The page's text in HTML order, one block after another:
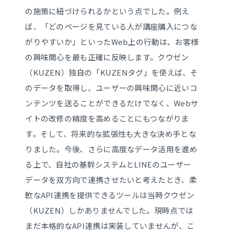
の施策に紐づけられるかという点でした。例え
ば、「どのページを見ている人が講座購入につな
がりやすいか」といったWeb上の行動は、お客様
の興味関心を最も正確に反映します。クウゼン
（KUZEN）独自の「KUZENタグ」を使えば、そ
のデータを取得し、ユーザーの興味関心に近いコ
ンテンツを送ることができるだけでなく、Webサ
イトの改修の精度を高めることにもつながりま
す。そして、将来的な拡張性も大きな決め手とな
りました。今後、さらに高度なデータ活用を進め
る上で、自社の基幹システムとLINEのユーザー
データを双方向で連携させたいと考えたとき、柔
軟なAPI連携を提供できるツールは当時クウゼン
（KUZEN）しかありませんでした。現時点では
まだ本格的なAPI連携は実装していませんが、こ